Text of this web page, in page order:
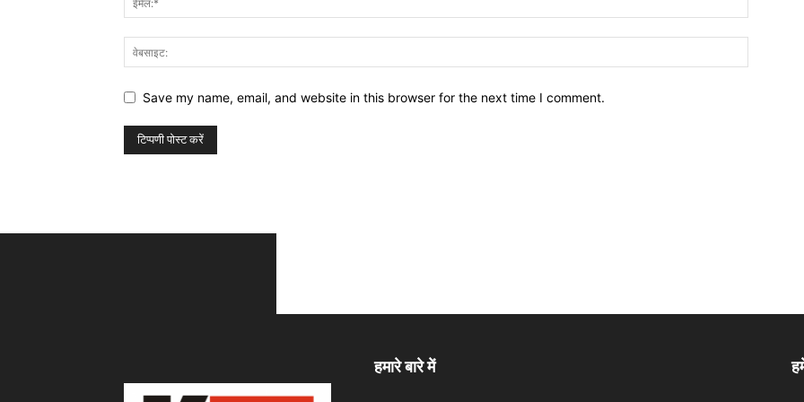
Save my name, email, and website in this browser for the next time I comment.
हमारे बारे में